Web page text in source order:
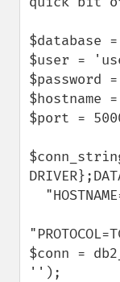
$database
$user =
$password
$port =
$conn =
'');